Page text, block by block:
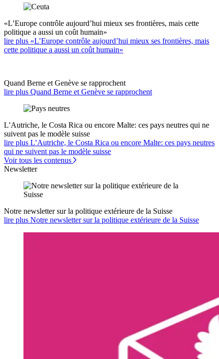
«L’Europe contrôle aujourd’hui mieux ses frontières, mais cette
politique a aussi un coût humain»
lire plus «L’Europe contrôle aujourd’hui mieux ses frontières, mais
cette politique a aussi un coût humain»
Quand Berne et Genève se rapprochent
lire plus Quand Berne et Genève se rapprochent
L’Autriche, le Costa Rica ou encore Malte: ces pays neutres qui ne
suivent pas le modèle suisse
lire plus L’Autriche, le Costa Rica ou encore Malte: ces pays neutres
qui ne suivent pas le modèle suisse
Voir tous les contenus
Newsletter
Notre newsletter sur la politique extérieure de la Suisse
lire plus Notre newsletter sur la politique extérieure de la Suisse